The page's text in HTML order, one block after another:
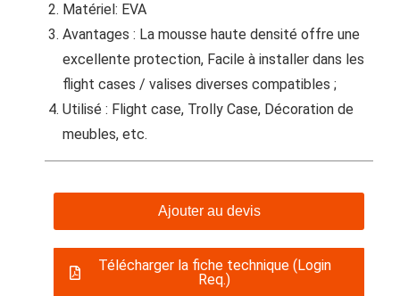
Matériel: EVA
Avantages : La mousse haute densité offre une
excellente protection, Facile à installer dans les
flight cases / valises diverses compatibles ;
Utilisé : Flight case, Trolly Case, Décoration de
meubles, etc.
Ajouter au devis
Télécharger la fiche technique (Login
Req.)